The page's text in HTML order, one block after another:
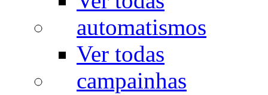
automatismos
Ver todas
campainhas